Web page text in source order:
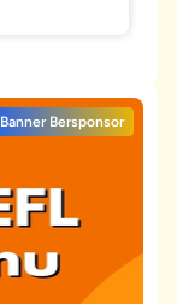
Banner Bersponsor